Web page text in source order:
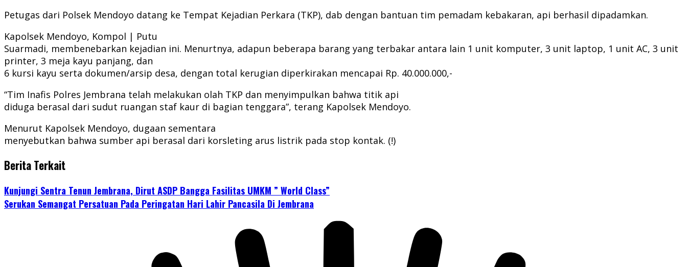
Petugas dari Polsek Mendoyo datang ke Tempat Kejadian Perkara (TKP), dab dengan bantuan tim pemadam kebakaran, api berhasil dipadamkan.
Kapolsek Mendoyo, Kompol | Putu
Suarmadi, membenebarkan kejadian ini. Menurtnya, adapun beberapa barang yang terbakar antara lain 1 unit komputer, 3 unit laptop, 1 unit AC, 3 unit
printer, 3 meja kayu panjang, dan
6 kursi kayu serta dokumen/arsip desa, dengan total kerugian diperkirakan mencapai Rp. 40.000.000,-
“Tim Inafis Polres Jembrana telah melakukan olah TKP dan menyimpulkan bahwa titik api
diduga berasal dari sudut ruangan staf kaur di bagian tenggara”, terang Kapolsek Mendoyo.
Menurut Kapolsek Mendoyo, dugaan sementara
menyebutkan bahwa sumber api berasal dari korsleting arus listrik pada stop kontak. (!)
Berita Terkait
Kunjungi Sentra Tenun Jembrana, Dirut ASDP Bangga Fasilitas UMKM ” World Class”
Serukan Semangat Persatuan Pada Peringatan Hari Lahir Pancasila Di Jembrana